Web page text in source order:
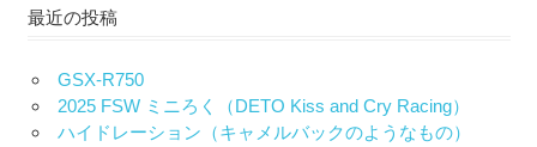
最近の投稿
GSX-R750
2025 FSW ミニろく（DETO Kiss and Cry Racing）
ハイドレーション（キャメルバックのようなもの）